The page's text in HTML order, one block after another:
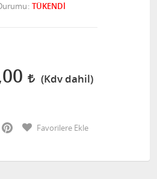
TÜKENDİ
Twitter PinterestFavorilere Ekle